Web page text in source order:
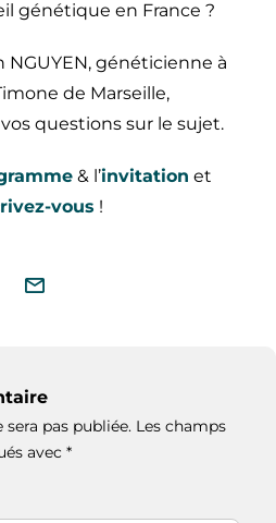
génétique en France ?
NGUYEN, généticienne à
de Marseille,
questions sur le sujet.
& l’invitation et
vous !
pas publiée. Les champs
avec *